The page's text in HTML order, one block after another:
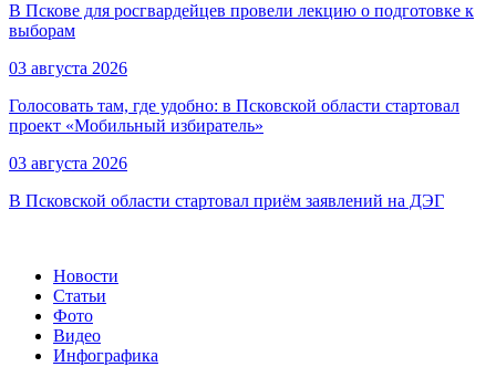
В Пскове для росгвардейцев провели лекцию о подготовке к
выборам
03 августа 2026
Голосовать там, где удобно: в Псковской области стартовал
проект «Мобильный избиратель»
03 августа 2026
В Псковской области стартовал приём заявлений на ДЭГ
Новости
Статьи
Фото
Видео
Инфографика